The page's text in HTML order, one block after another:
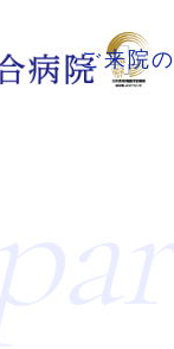
ご来院